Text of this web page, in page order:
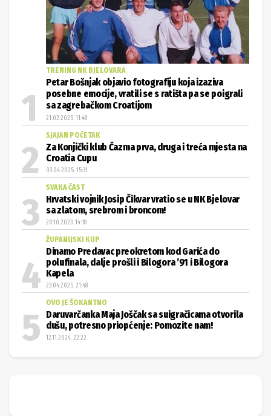
TRENING NK BJELOVARA
Petar Bošnjak objavio fotografiju koja izaziva
posebne emocije, vratili se s ratišta pa se poigrali
sa zagrebačkom Croatijom
21.02.2025. 11:48
SJAJAN POČETAK
Za Konjički klub Čazma prva, druga i treća mjesta na
Croatia Cupu
03.04.2025. 15:31
SVAKA ČAST
Hrvatski vojnik Josip Čikvar vratio se u NK Bjelovar
sa zlatom, srebrom i broncom!
20.10.2023. 14:18
ŽUPANIJSKI KUP
Dinamo Predavac preokretom kod Garića do
polufinala, dalje prošli i Bilogora ’91 i Bilogora
Kapela
23.04.2025. 21:48
OVO JE ŠOKANTNO
Daruvarčanka Maja Joščak sa suigračicama otvorila
dušu, potresno priopćenje: Pomozite nam!
12.11.2024. 22:22